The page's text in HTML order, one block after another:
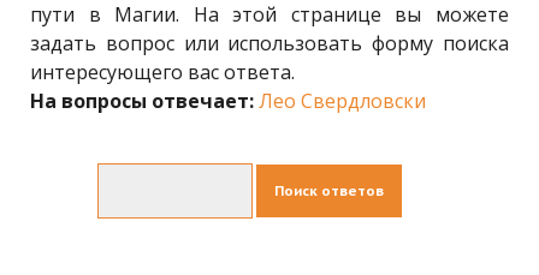
БЛОГ
ПОДАТЬ ЗАЯВКУ
пути в Магии. На этой странице вы можете
задать вопрос или использовать форму поиска
интересующего вас ответа.
На вопросы отвечает:Лео Свердловски
Поиск ответов